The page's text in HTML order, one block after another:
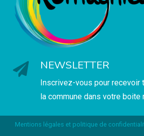
NEWSLETTER
Inscrivez-vous pour
la commune dans votre boite
Mentions légales et politique de